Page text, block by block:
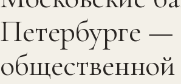
Петербурге —